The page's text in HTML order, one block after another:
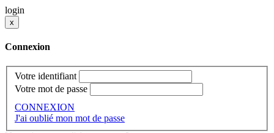
login
x
Connexion
Votre identifiant
Votre mot de passe
CONNEXION
J'ai oublié mon mot de passe